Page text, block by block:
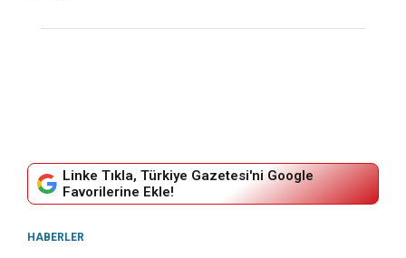
Linke Tıkla, Türkiye Gazetesi'ni Google
Favorilerine Ekle!
HABERLER